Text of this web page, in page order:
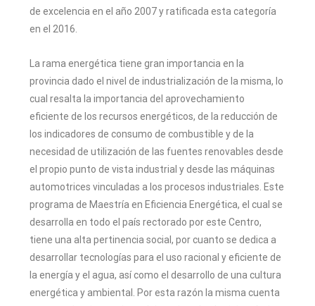
de excelencia en el año 2007 y ratificada esta categoría
en el 2016.
La rama energética tiene gran importancia en la
provincia dado el nivel de industrialización de la misma, lo
cual resalta la importancia del aprovechamiento
eficiente de los recursos energéticos, de la reducción de
los indicadores de consumo de combustible y de la
necesidad de utilización de las fuentes renovables desde
el propio punto de vista industrial y desde las máquinas
automotrices vinculadas a los procesos industriales. Este
programa de Maestría en Eficiencia Energética, el cual se
desarrolla en todo el país rectorado por este Centro,
tiene una alta pertinencia social, por cuanto se dedica a
desarrollar tecnologías para el uso racional y eficiente de
la energía y el agua, así como el desarrollo de una cultura
energética y ambiental. Por esta razón la misma cuenta